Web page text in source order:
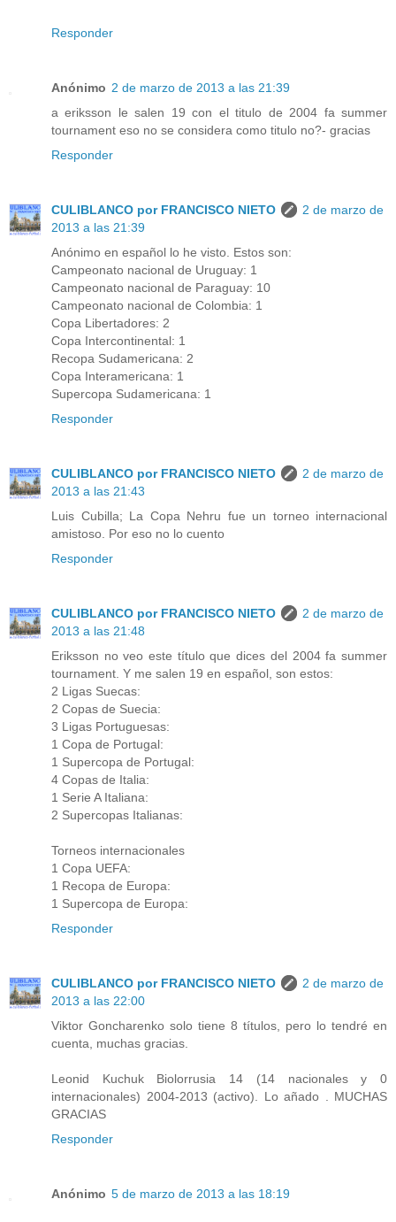
Responder
Anónimo 2 de marzo de 2013 a las 21:39
a eriksson le salen 19 con el titulo de 2004 fa summer
tournament eso no se considera como titulo no?- gracias
Responder
CULIBLANCO por FRANCISCO NIETO
2 de marzo de
2013 a las 21:39
Anónimo en español lo he visto. Estos son:
Campeonato nacional de Uruguay: 1
Campeonato nacional de Paraguay: 10
Campeonato nacional de Colombia: 1
Copa Libertadores: 2
Copa Intercontinental: 1
Recopa Sudamericana: 2
Copa Interamericana: 1
Supercopa Sudamericana: 1
Responder
CULIBLANCO por FRANCISCO NIETO
2 de marzo de
2013 a las 21:43
Luis Cubilla; La Copa Nehru fue un torneo internacional
amistoso. Por eso no lo cuento
Responder
CULIBLANCO por FRANCISCO NIETO
2 de marzo de
2013 a las 21:48
Eriksson no veo este título que dices del 2004 fa summer
tournament. Y me salen 19 en español, son estos:
2 Ligas Suecas:
2 Copas de Suecia:
3 Ligas Portuguesas:
1 Copa de Portugal:
1 Supercopa de Portugal:
4 Copas de Italia:
1 Serie A Italiana:
2 Supercopas Italianas:
Torneos internacionales
1 Copa UEFA:
1 Recopa de Europa:
1 Supercopa de Europa:
Responder
CULIBLANCO por FRANCISCO NIETO
2 de marzo de
2013 a las 22:00
Viktor Goncharenko solo tiene 8 títulos, pero lo tendré en
cuenta, muchas gracias.
Leonid Kuchuk Biolorrusia 14 (14 nacionales y 0
internacionales) 2004-2013 (activo). Lo añado . MUCHAS
GRACIAS
Responder
Anónimo 5 de marzo de 2013 a las 18:19